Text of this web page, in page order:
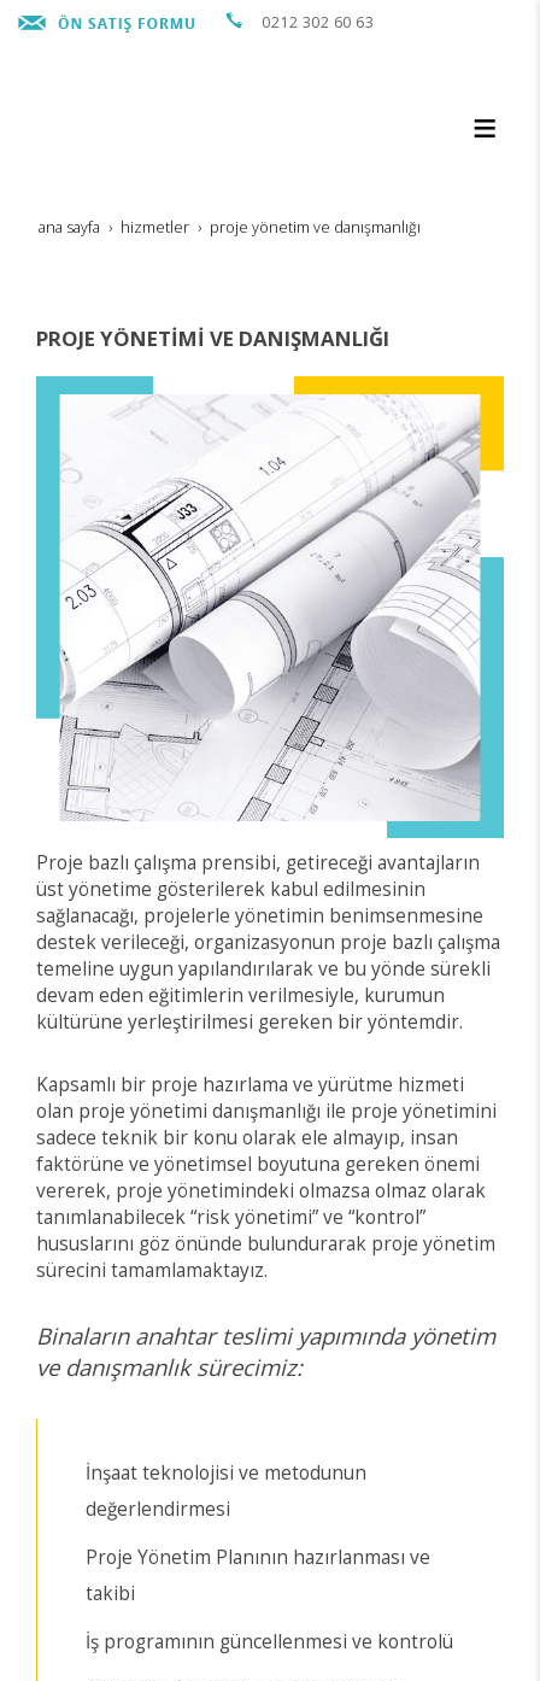
0212 302 60 63
ana sayfa hi̇zmetler proje yöneti̇m ve danişmanliği
PROJE YÖNETİMİ VE DANIŞMANLIĞI
Proje bazlı çalışma prensibi, getireceği avantajların
üst yönetime gösterilerek kabul edilmesinin
sağlanacağı, projelerle yönetimin benimsenmesine
destek verileceği, organizasyonun proje bazlı çalışma
temeline uygun yapılandırılarak ve bu yönde sürekli
devam eden eğitimlerin verilmesiyle, kurumun
kültürüne yerleştirilmesi gereken bir yöntemdir.
Kapsamlı bir proje hazırlama ve yürütme hizmeti
olan proje yönetimi danışmanlığı ile proje yönetimini
sadece teknik bir konu olarak ele almayıp, insan
faktörüne ve yönetimsel boyutuna gereken önemi
vererek, proje yönetimindeki olmazsa olmaz olarak
tanımlanabilecek “risk yönetimi” ve “kontrol”
hususlarını göz önünde bulundurarak proje yönetim
sürecini tamamlamaktayız.
Binaların anahtar teslimi yapımında yönetim
ve danışmanlık sürecimiz:
İnşaat teknolojisi ve metodunun
değerlendirmesi
Proje Yönetim Planının hazırlanması ve
takibi
İş programının güncellenmesi ve kontrolü